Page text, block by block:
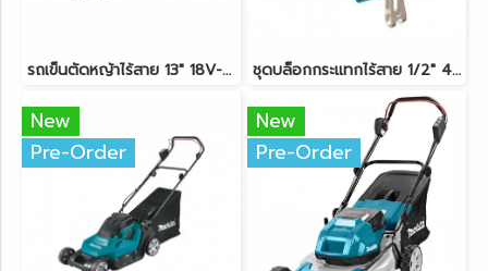
รถเข็นตัดหญ้าไร้สาย 13" 18V-LXT MAKITA DLM330Z ตัวเครื่องเปล่า ชุดบล็อกกระแทกไร้สาย 1/2" 40V-BL MAKITA TW004GD201
New
Pre-Order
New
Pre-Order